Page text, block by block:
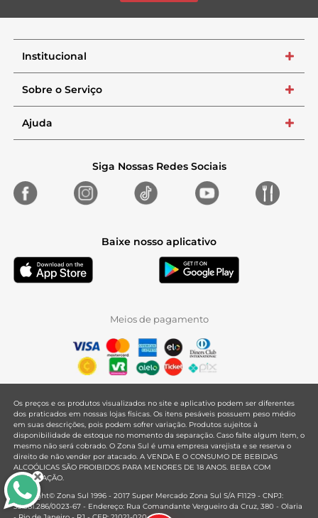
Institucional +
Sobre o Serviço +
Ajuda +
Siga Nossas Redes Sociais
Baixe nosso aplicativo
Meios de pagamento
Os preços e os produtos visualizados no site e aplicativo podem ser diferentes
dos praticados em nossas lojas físicas. Os itens pesáveis possuem peso médio
em suas descrições, pois podem sofrer variação. Produtos sujeitos à
disponibilidade de estoque no momento da separação. Caso falte algum item, o
mesmo não será cobrado. O Zona Sul é uma empresa varejista e se reserva o
direito de não vender por atacado. A VENDA E O CONSUMO DE BEBIDAS
ALCOÓLICAS SÃO PROIBIDOS PARA MENORES DE 18 ANOS. BEBA COM
MODERAÇÃO.
Copyright© Zona Sul 1996 - 2017 Super Mercado Zona Sul S/A F1129 - CNPJ:
33.381.286/0023-67 - Endereço: Rua Comandante Vergueiro da Cruz, 380 - Olaria